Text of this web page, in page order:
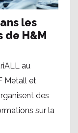
les
de H&M
au
Metall et
des
sur la